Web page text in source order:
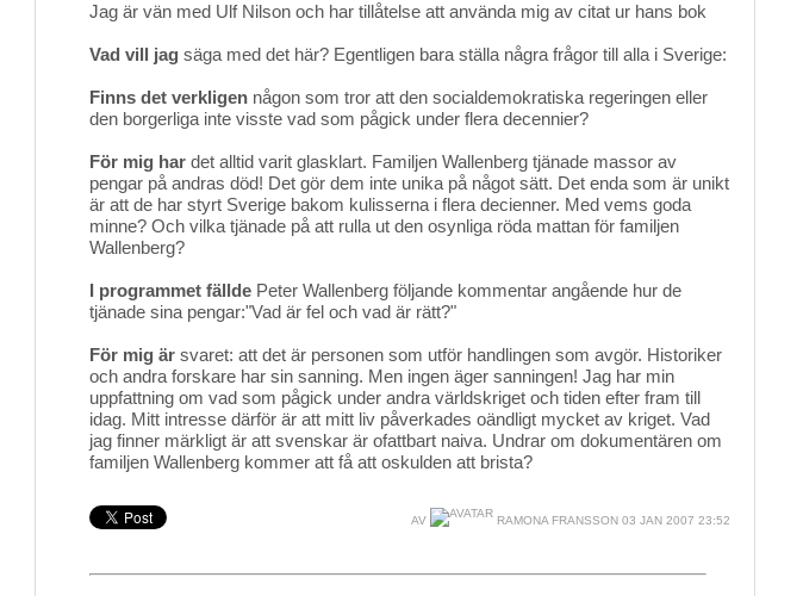
Jag är vän med Ulf Nilson och har tillåtelse att använda mig av citat ur hans bok
Vad vill jag säga med det här? Egentligen bara ställa några frågor till alla i Sverige:
Finns det verkligen någon som tror att den socialdemokratiska regeringen eller
den borgerliga inte visste vad som pågick under flera decennier?
För mig har det alltid varit glasklart. Familjen Wallenberg tjänade massor av
pengar på andras död! Det gör dem inte unika på något sätt. Det enda som är unikt
är att de har styrt Sverige bakom kulisserna i flera decienner. Med vems goda
minne? Och vilka tjänade på att rulla ut den osynliga röda mattan för familjen
Wallenberg?
I programmet fällde Peter Wallenberg följande kommentar angående hur de
tjänade sina pengar:"Vad är fel och vad är rätt?"
För mig är svaret: att det är personen som utför handlingen som avgör. Historiker
och andra forskare har sin sanning. Men ingen äger sanningen! Jag har min
uppfattning om vad som pågick under andra världskriget och tiden efter fram till
idag. Mitt intresse därför är att mitt liv påverkades oändligt mycket av kriget. Vad
jag finner märkligt är att svenskar är ofattbart naiva. Undrar om dokumentären om
familjen Wallenberg kommer att få att oskulden att brista?
AV RAMONA FRANSSON 03 JAN 2007 23:52